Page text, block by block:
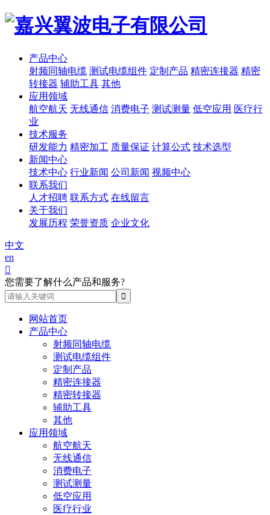
产品中心
射频同轴电缆 测试电缆组件 定制产品 精密连接器 精密
转接器 辅助工具 其他
应用领域
航空航天 无线通信 消费电子 测试测量 低空应用 医疗行
业
技术服务
研发能力 精密加工 质量保证 计算公式 技术选型
新闻中心
技术中心 行业新闻 公司新闻 视频中心
联系我们
人才招聘 联系方式 在线留言
关于我们
发展历程 荣誉资质 企业文化
中文
en

您需要了解什么产品和服务?
网站首页
产品中心
射频同轴电缆
测试电缆组件
定制产品
精密连接器
精密转接器
辅助工具
其他
应用领域
航空航天
无线通信
消费电子
测试测量
低空应用
医疗行业